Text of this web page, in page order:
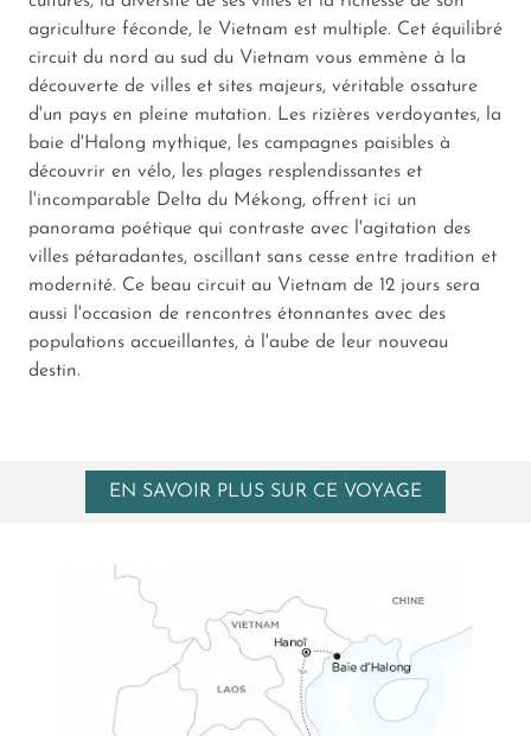
agriculture féconde, le Vietnam est multiple. Cet équilibré
circuit du nord au sud du Vietnam vous emmène à la
découverte de villes et sites majeurs, véritable ossature
d'un pays en pleine mutation. Les rizières verdoyantes, la
baie d'Halong mythique, les campagnes paisibles à
découvrir en vélo, les plages resplendissantes et
l'incomparable Delta du Mékong, offrent ici un
panorama poétique qui contraste avec l'agitation des
villes pétaradantes, oscillant sans cesse entre tradition et
modernité. Ce beau circuit au Vietnam de 12 jours sera
aussi l'occasion de rencontres étonnantes avec des
populations accueillantes, à l'aube de leur nouveau
destin.
EN SAVOIR PLUS SUR CE VOYAGE